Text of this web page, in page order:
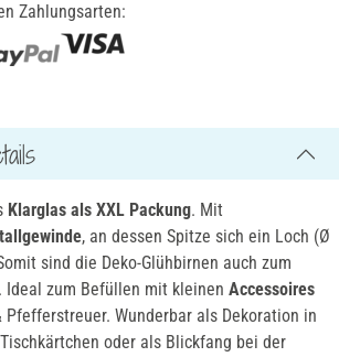
Zahlungsarten:
Klarglas als XXL Packung. Mit
, an dessen Spitze sich ein Loch (Ø
sind die Deko-Glühbirnen auch zum
Ideal zum Befüllen mit kleinen Accessoires
Pfefferstreuer. Wunderbar als Dekoration in
oder als Blickfang bei der